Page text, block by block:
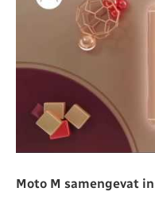
Moto M samengevat